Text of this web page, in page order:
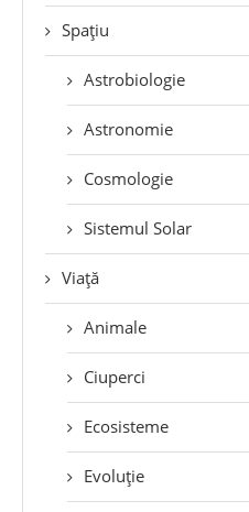
Spațiu
Astrobiologie
Astronomie
Cosmologie
Sistemul Solar
Viață
Animale
Ciuperci
Ecosisteme
Evoluție